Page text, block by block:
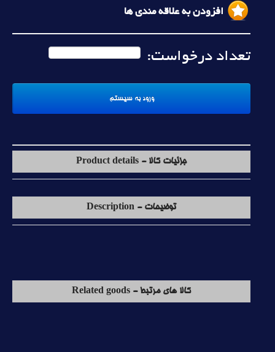
افزودن به علاقه مندی ها
تعداد درخواست:
جزئیات کالا - Product details
توضیحات - Description
کالا های مرتبط - Related goods